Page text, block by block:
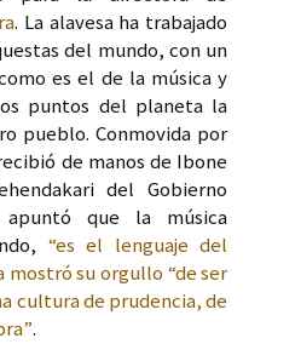
. La alavesa ha trabajado
del mundo, con un
es el de la música y
puntos del planeta la
pueblo. Conmovida por
de manos de Ibone
del Gobierno
que la música
“es el lenguaje del
mostró su orgullo “de ser
cultura de prudencia, de
.